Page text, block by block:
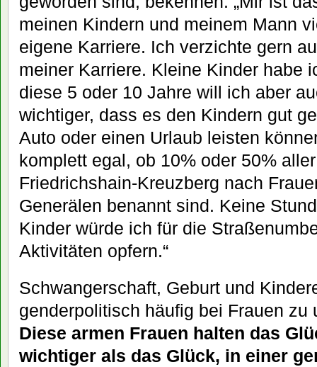
meinen Kindern und meinem Mann
eigene Karriere. Ich verzichte gern
meiner Karriere. Kleine Kinder habe
diese 5 oder 10 Jahre will ich aber
wichtiger, dass es den Kindern gut
Auto oder einen Urlaub leisten
komplett egal, ob 10% oder 50%
Friedrichshain-Kreuzberg nach
Generälen benannt sind. Keine
Kinder würde ich für die
Aktivitäten opfern.“
Schwangerschaft, Geburt und
genderpolitisch häufig bei Frauen zu
Diese armen Frauen halten das
wichtiger als das Glück, in einer